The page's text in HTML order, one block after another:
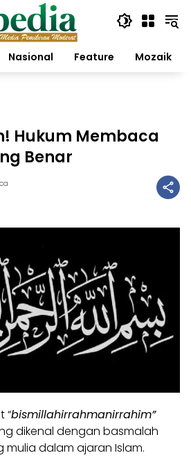
Nasional Feature Mozaik
Hukum Membaca
Benar
“bismillahirrahmanirrahim”
dikenal dengan basmalah
dalam ajaran Islam.